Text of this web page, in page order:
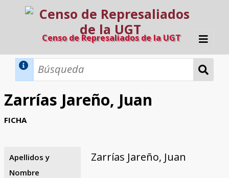
Censo de Represaliados de la UGT
Inicio
Búsqueda Dinámica
Búsqueda Avanzada
Filtros A-Z
Razones y objetivos
El equipo
Colaboradores
Fuentes documentales
Zarrías Jareño, Juan
FICHA
Apellidos y
Nombre
Zarrías Jareño, Juan